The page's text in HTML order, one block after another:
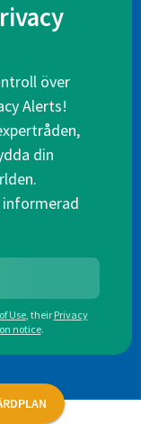
över
Alerts!
din
Use, their Privacy
notice.